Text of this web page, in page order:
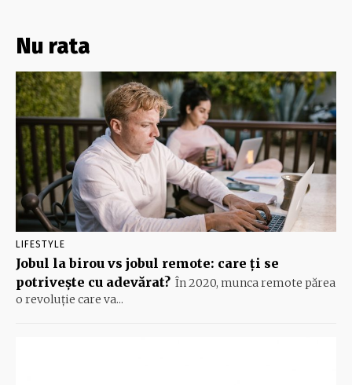
Nu rata
LIFESTYLE
Jobul la birou vs jobul remote: care ți se
potrivește cu adevărat? În 2020, munca remote părea
o revoluție care va...